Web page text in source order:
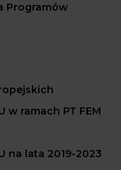
Programów
w ramach PT FEM
na lata 2019-2023